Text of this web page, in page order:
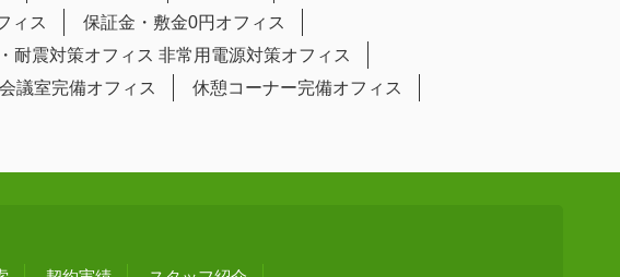
ィス
保証金・敷金0円オフィス
耐震対策オフィス 非常用電源対策オフィス
議室完備オフィス 休憩コーナー完備オフィス